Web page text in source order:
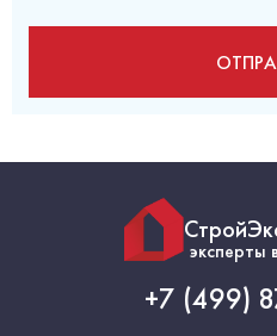
эксперты
+7 (499)